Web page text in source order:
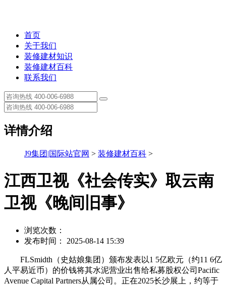
首页
关于我们
装修建材知识
装修建材百科
联系我们
详情介绍
J9集团|国际站官网 > 装修建材百科 >
江西卫视《社会传实》取云南
卫视《晚间旧事》
浏览次数：
发布时间： 2025-08-14 15:39
FLSmidth（史姑娘集团）颁布发表以1 5亿欧元（约11 6亿
人平易近币）的价钱将其水泥营业出售给私募股权公司Pacific
Avenue Capital Partners从属公司。正在2025长沙展上，约等于